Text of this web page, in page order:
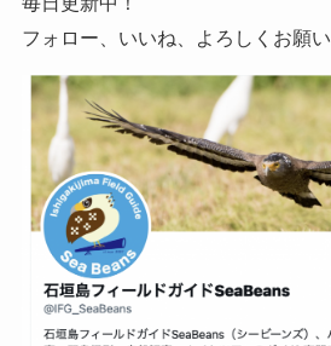
フォロー、いいね、よろしくお願